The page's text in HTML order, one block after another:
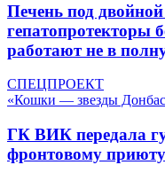
Печень под
гепатопротекторы
работают не в
СПЕЦПРОЕКТ
«Кошки — звезды
ГК ВИК передала
фронтовому приюту